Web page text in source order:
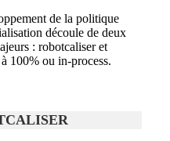
de la politique
découle de deux
: robotcaliser et
100% ou in-process.